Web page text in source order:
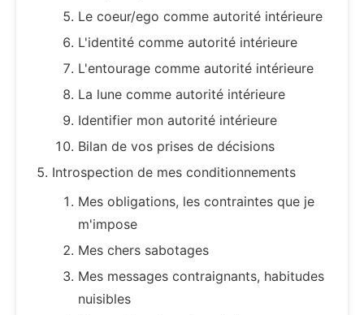
Le coeur/ego comme autorité intérieure
L'identité comme autorité intérieure
L'entourage comme autorité intérieure
La lune comme autorité intérieure
Identifier mon autorité intérieure
Bilan de vos prises de décisions
Introspection de mes conditionnements
Mes obligations, les contraintes que je
m'impose
Mes chers sabotages
Mes messages contraignants, habitudes
nuisibles